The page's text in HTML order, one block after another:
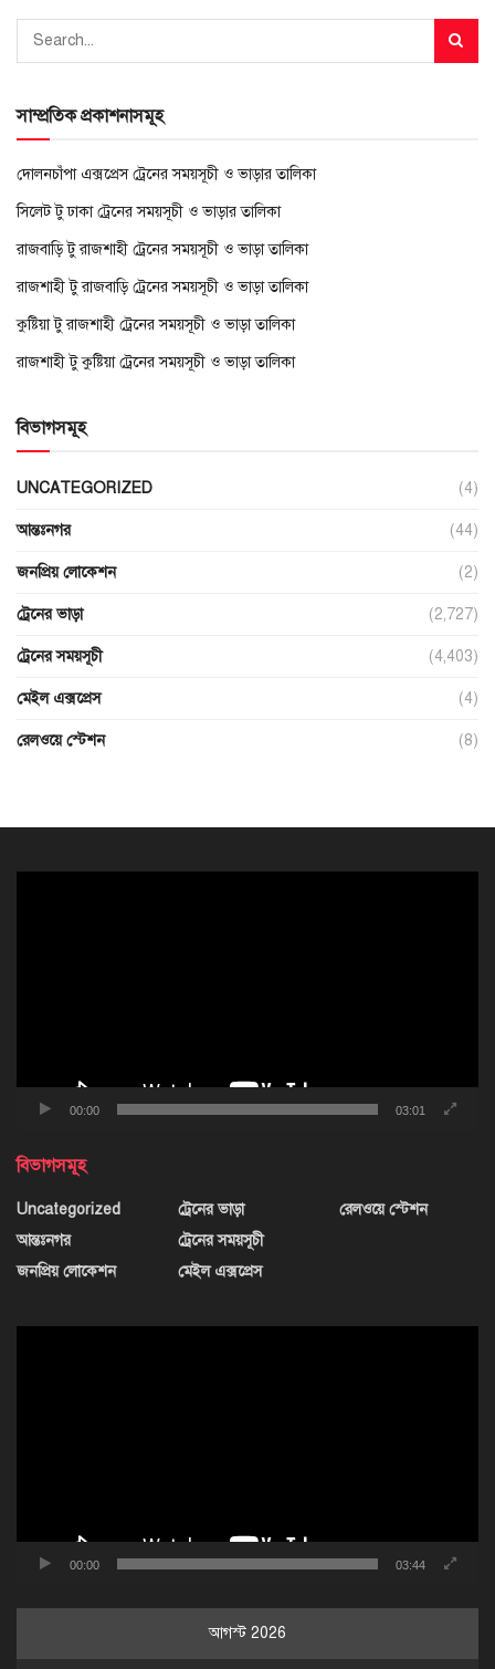
সাম্প্রতিক প্রকাশনাসমূহ
দোলনচাঁপা এক্সপ্রেস ট্রেনের সময়সূচী ও ভাড়ার তালিকা
সিলেট টু ঢাকা ট্রেনের সময়সূচী ও ভাড়ার তালিকা
রাজবাড়ি টু রাজশাহী ট্রেনের সময়সূচী ও ভাড়া তালিকা
রাজশাহী টু রাজবাড়ি ট্রেনের সময়সূচী ও ভাড়া তালিকা
কুষ্টিয়া টু রাজশাহী ট্রেনের সময়সূচী ও ভাড়া তালিকা
রাজশাহী টু কুষ্টিয়া ট্রেনের সময়সূচী ও ভাড়া তালিকা
বিভাগসমূহ
UNCATEGORIZED (4)
আন্তঃনগর (44)
জনপ্রিয় লোকেশন (2)
ট্রেনের ভাড়া (2,727)
ট্রেনের সময়সূচী (4,403)
মেইল এক্সপ্রেস (4)
রেলওয়ে স্টেশন (8)
00:00 03:01
বিভাগসমূহ
Uncategorized
আন্তঃনগর
জনপ্রিয় লোকেশন
ট্রেনের ভাড়া
ট্রেনের সময়সূচী
মেইল এক্সপ্রেস
রেলওয়ে স্টেশন
00:00 03:44
আগস্ট 2026